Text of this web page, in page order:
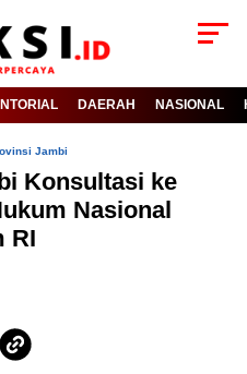
DAERAH NASIONAL
Jambi
Konsultasi ke
Nasional
RI